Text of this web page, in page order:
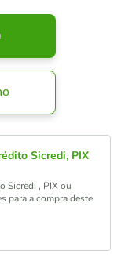
Sicredi, PIX
Sicredi , PIX ou
para a compra deste